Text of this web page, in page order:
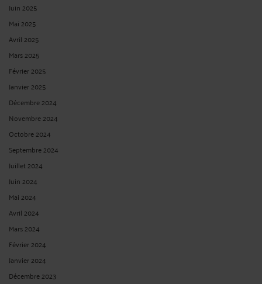
Juin 2025
Mai 2025
Avril 2025
Mars 2025
Février 2025
Janvier 2025
Décembre 2024
Novembre 2024
Octobre 2024
Septembre 2024
Juillet 2024
Juin 2024
Mai 2024
Avril 2024
Mars 2024
Février 2024
Janvier 2024
Décembre 2023